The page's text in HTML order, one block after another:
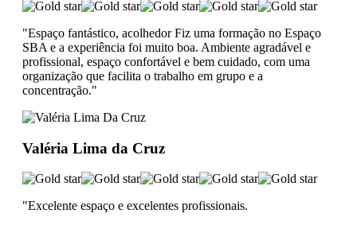
"Espaço fantástico, acolhedor Fiz uma formação no Espaço
SBA e a experiência foi muito boa. Ambiente agradável e
profissional, espaço confortável e bem cuidado, com uma
organização que facilita o trabalho em grupo e a
concentração."
Valéria Lima da Cruz
"Excelente espaço e excelentes profissionais.